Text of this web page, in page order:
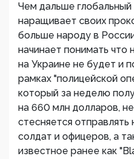
Чем дальше
наращивает своих
больше народу в
начинает понимать что
на Украине не будет и
рамках "полицейской
который за неделю
на 660 млн долларов,
стесняется
солдат и офицеров, а
известное ранее как